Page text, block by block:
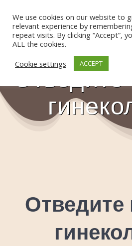
to
Отведите
We use cookies on our website to
relevant experience by
repeat visits. By clicking “Accept”,
ALL the cookies.
Cookie settings
ACCEPT